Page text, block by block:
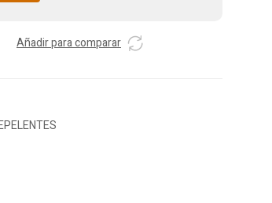
Añadir para comparar